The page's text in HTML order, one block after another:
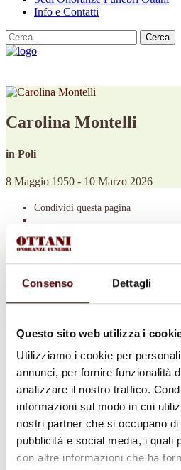
Consenso Dettagli
Questo sito web utilizza i
Utilizziamo i cookie per
annunci, per fornire funzionalità
analizzare il nostro traffico.
informazioni sul modo in cui
nostri partner che si occupano
pubblicità e social media, i quali
con altre informazioni che ha
Info e Contatti
Cerca
per:
Carolina Montelli
in Poli
8 Maggio 1950 - 10 Marzo 2026
Condividi questa pagina
Commenti (4)
11 Marzo 2026 a 14:04
Rispondi
Apprendo con vivo dolore la